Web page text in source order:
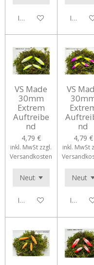
In den WarenkorbIn den
VS Made
30mm
Extrem
Auftreibe
nd
4,79 €
inkl. MwSt zzgl.
Versandkosten
In den Warenkorb
VS
nd
4,79 €
inkl. MwSt
In den